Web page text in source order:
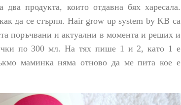
продукта, които отдавна бях харесала.
да се стърпя. Hair grow up system by KB са
поръчвани и актуални в момента и реших и
по 300 мл. На тях пише 1 и 2, като 1 е
маминка няма отново да ме пита кое е